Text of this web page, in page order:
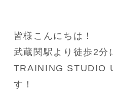
皆様こんにちは！
武蔵関駅より徒歩2
TRAINING STUDIO
す！